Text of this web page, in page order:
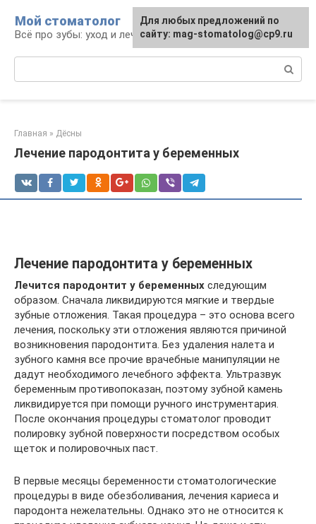
контенту
Мой стоматолог
Всё про зубы: уход и лечение
Главная » Дёсны
Лечение пародонтита у беременных
Лечение пародонтита у беременных
Лечится пародонтит у беременных следующим
образом. Сначала ликвидируются мягкие и твердые
зубные отложения. Такая процедура – это основа всего
лечения, поскольку эти отложения являются причиной
возникновения пародонтита. Без удаления налета и
зубного камня все прочие врачебные манипуляции не
дадут необходимого лечебного эффекта. Ультразвук
беременным противопоказан, поэтому зубной камень
ликвидируется при помощи ручного инструментария.
После окончания процедуры стоматолог проводит
полировку зубной поверхности посредством особых
щеток и полировочных паст.
В первые месяцы беременности стоматологические
процедуры в виде обезболивания, лечения кариеса и
пародонта нежелательны. Однако это не относится к
Для любых предложений по
сайту: mag-stomatolog@cp9.ru